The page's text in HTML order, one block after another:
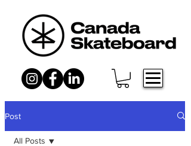
Post
All Posts